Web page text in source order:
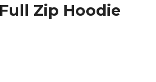
Zip Hoodie